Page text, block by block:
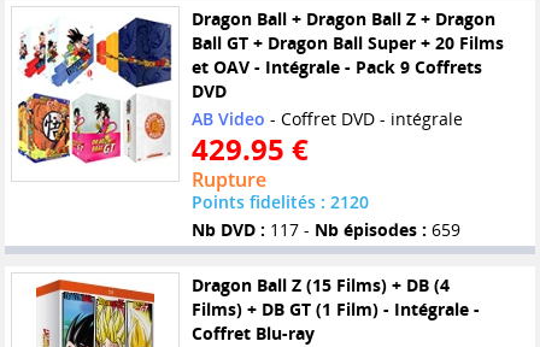
Dragon Ball + Dragon Ball Z + Dragon
Ball GT + Dragon Ball Super + 20 Films
et OAV - Intégrale - Pack 9 Coffrets
DVD
AB Video - Coffret DVD - intégrale
429.95 €
Rupture
Points fidelités : 2120
Nb DVD : 117 - Nb épisodes : 659
Dragon Ball Z (15 Films) + DB (4
Films) + DB GT (1 Film) - Intégrale -
Coffret Blu-ray